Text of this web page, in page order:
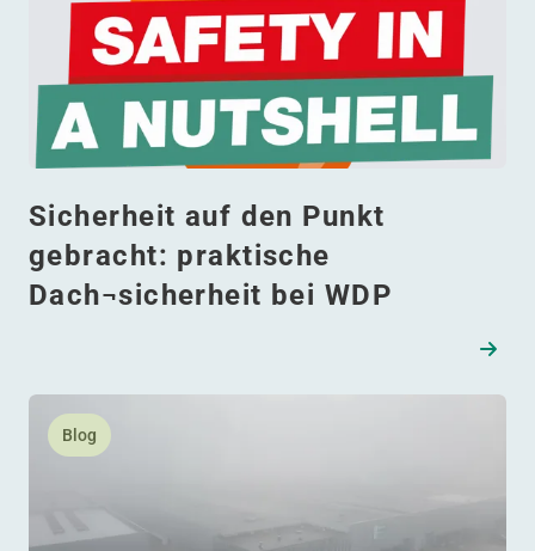
Sicherheit auf den Punkt
gebracht: praktische
Dach¬sicherheit bei WDP
Blog
Lesen Sie mehr daüber Vom Kälterisiko zur